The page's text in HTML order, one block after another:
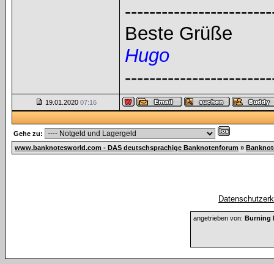
Beste Grüße
Hugo
19.01.2020 07:16
Gehe zu:
www.banknotesworld.com - DAS deutschsprachige Banknotenforum »
angetrieben von: Burning